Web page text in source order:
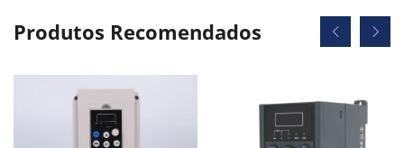
Produtos Recomendados